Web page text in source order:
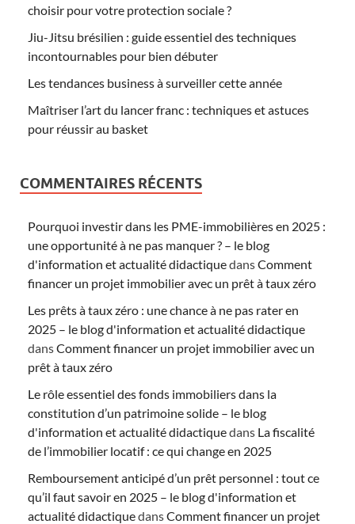
choisir pour votre protection sociale ?
Jiu-Jitsu brésilien : guide essentiel des techniques
incontournables pour bien débuter
Les tendances business à surveiller cette année
Maîtriser l’art du lancer franc : techniques et astuces
pour réussir au basket
COMMENTAIRES RÉCENTS
Pourquoi investir dans les PME-immobilières en 2025 :
une opportunité à ne pas manquer ? – le blog
d'information et actualité didactiquedansComment
financer un projet immobilier avec un prêt à taux zéro
Les prêts à taux zéro : une chance à ne pas rater en
2025 – le blog d'information et actualité didactique
dansComment financer un projet immobilier avec un
prêt à taux zéro
Le rôle essentiel des fonds immobiliers dans la
constitution d’un patrimoine solide – le blog
d'information et actualité didactiquedans La fiscalité
de l’immobilier locatif : ce qui change en 2025
Remboursement anticipé d’un prêt personnel : tout ce
qu’il faut savoir en 2025 – le blog d'information et
actualité didactiquedansComment financer un projet